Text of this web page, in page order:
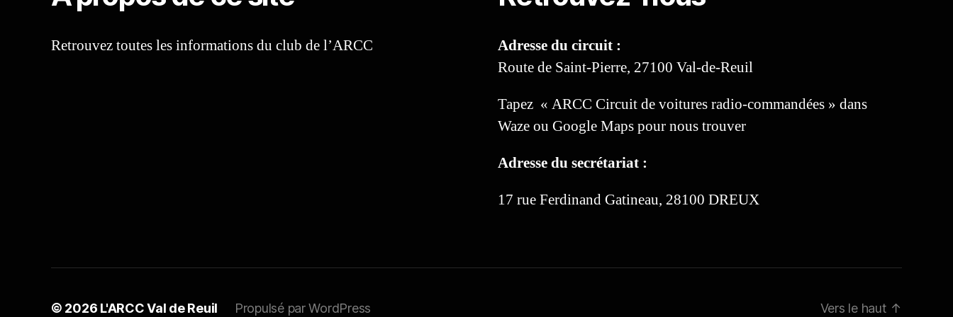
Retrouvez toutes les informations du club de l’ARCC
Adresse du circuit :
Route de Saint-Pierre, 27100 Val-de-Reuil
Tapez « ARCC Circuit de voitures radio-commandées » dans
Waze ou Google Maps pour nous trouver
Adresse du secrétariat :
17 rue Ferdinand Gatineau, 28100 DREUX
© 2026 L'ARCC Val de Reuil Propulsé par WordPress Vers le haut ↑